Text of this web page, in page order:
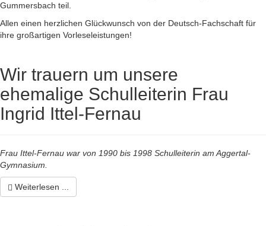
Gummersbach teil.
Allen einen herzlichen Glückwunsch von der Deutsch-Fachschaft für
ihre großartigen Vorleseleistungen!
Wir trauern um unsere
ehemalige Schulleiterin Frau
Ingrid Ittel-Fernau
Frau Ittel-Fernau war von 1990 bis 1998 Schulleiterin am Aggertal-
Gymnasium.
Weiterlesen ...